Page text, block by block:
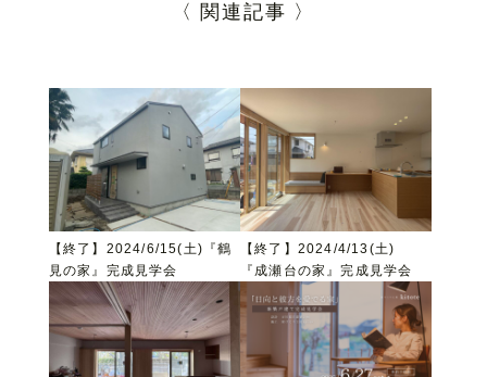
〈 関連記事 〉
【終了】2024/6/15(土)『鶴
見の家』完成見学会
【終了】2024/4/13(土)
『成瀬台の家』完成見学会